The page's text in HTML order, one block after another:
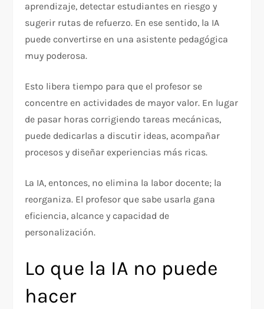
aprendizaje, detectar estudiantes en riesgo y
sugerir rutas de refuerzo. En ese sentido, la IA
puede convertirse en una asistente pedagógica
muy poderosa.
Esto libera tiempo para que el profesor se
concentre en actividades de mayor valor. En lugar
de pasar horas corrigiendo tareas mecánicas,
puede dedicarlas a discutir ideas, acompañar
procesos y diseñar experiencias más ricas.
La IA, entonces, no elimina la labor docente; la
reorganiza. El profesor que sabe usarla gana
eficiencia, alcance y capacidad de
personalización.
Lo que la IA no puede
hacer